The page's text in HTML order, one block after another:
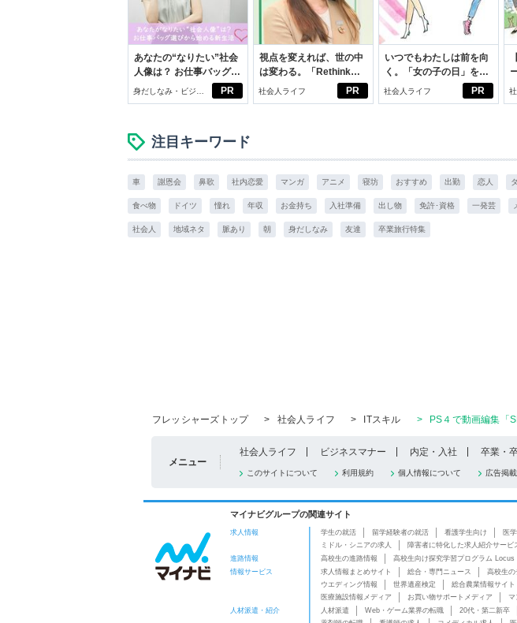
PR
あなたの“なりたい”社会
人像は？ お仕事バッグ選
びから始める新生活
身だしなみ・ビジネ
スアイテム
PR
視点を変えれば、世の中
は変わる。「Rethink
PROJECT」がつたえた
社会人ライフ PR
いつでもわたしは前を向
く。「女の子の日」を前
向きに♪社会人エリ・大
社会人ライフ
注目キーワード
車 謝恩会 鼻歌 社内恋愛 マンガ アニメ 寝坊 おすすめ 出勤 恋人
食べ物 ドイツ 憧れ 年収 お金持ち 入社準備 出し物 免許･資格 一発芸
社会人 地域ネタ 脈あり 朝 身だしなみ 友達 卒業旅行特集
フレッシャーズトップ
> 社会人ライフ > ITスキル > PS４で動画編集「
メニュー
社会人ライフ ビジネスマナー 内定・入社 卒業・
このサイトについて 利用規約 個人情報について 広告掲
マイナビグループの関連サイト
求人情報 学生の就活 留学経験者の就活 看護学生向け 医
ミドル・シニアの求人
障害者に特化した求人紹介サービ
進路情報
高校生の進路情報
高校生向け探究学習プログラム Locus
情報サービス
求人情報まとめサイト 総合・専門ニュース 高校生の
ウエディング情報
世界遺産検定 総合農業情報サイト
医療施設情報メディア
お買い物サポートメディア
人材派遣・紹介
人材派遣 Web・ゲーム業界の転職 20代・第二新卒